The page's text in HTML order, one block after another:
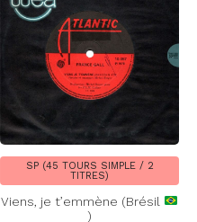
SP (45 TOURS SIMPLE / 2
TITRES)
Viens, je t’emmène (Brésil
)